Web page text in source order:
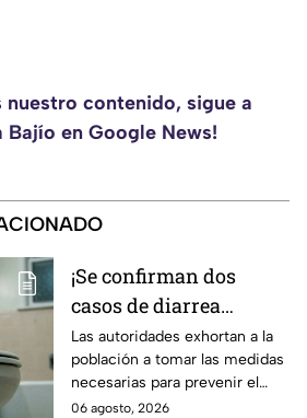
nuestro contenido, sigue a
Bajío en Google News!
¡Se confirman dos
casos de diarrea
3xplosiva en el Bajío!
Estas son las medidas
para evitar el contagio
Las autoridades exhortan a la
población a tomar las medidas
necesarias para prevenir el
contagio.
06 agosto, 2026